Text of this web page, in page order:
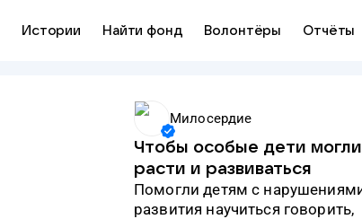
Истории Найти фонд Волонтёры Отчёты
Милосердие
Чтобы особые дети могли
расти и развиваться
Помогли детям с нарушениями
развития научиться говорить,